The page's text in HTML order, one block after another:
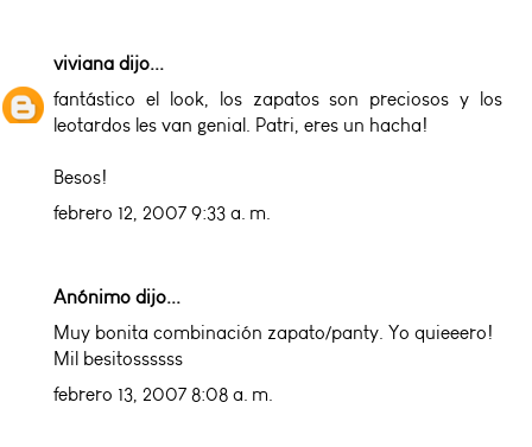
viviana dijo...
fantástico el look, los zapatos son preciosos y los
leotardos les van genial. Patri, eres un hacha!
Besos!
febrero 12, 2007 9:33 a. m.
Anónimo dijo...
Muy bonita combinación zapato/panty. Yo quieeero!
Mil besitossssss
febrero 13, 2007 8:08 a. m.